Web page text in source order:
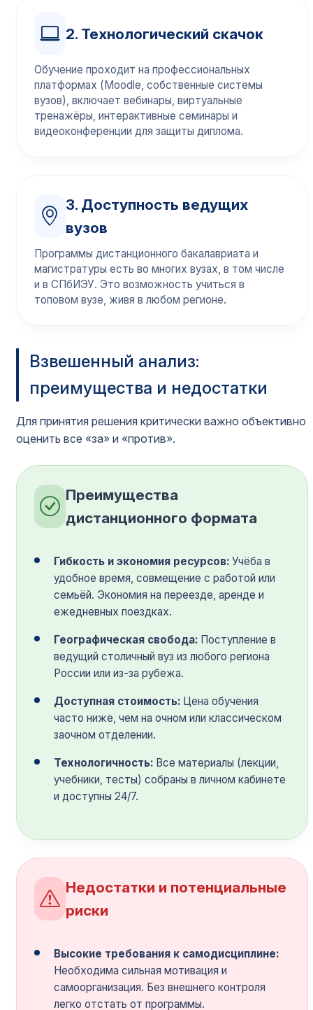
2. Технологический скачок
Обучение проходит на профессиональных
платформах (Moodle, собственные системы
вузов), включает вебинары, виртуальные
тренажёры, интерактивные семинары и
видеоконференции для защиты диплома.
3. Доступность ведущих
вузов
Программы дистанционного бакалавриата и
магистратуры есть во многих вузах, в том числе
и в СПбИЭУ. Это возможность учиться в
топовом вузе, живя в любом регионе.
Взвешенный анализ:
преимущества и недостатки
Для принятия решения критически важно объективно
оценить все «за» и «против».
Преимущества
дистанционного формата
Гибкость и экономия ресурсов: Учёба в
удобное время, совмещение с работой или
семьёй. Экономия на переезде, аренде и
ежедневных поездках.
Географическая свобода: Поступление в
ведущий столичный вуз из любого региона
России или из-за рубежа.
Доступная стоимость: Цена обучения
часто ниже, чем на очном или классическом
заочном отделении.
Технологичность: Все материалы (лекции,
учебники, тесты) собраны в личном кабинете
и доступны 24/7.
Недостатки и потенциальные
риски
Высокие требования к самодисциплине:
Необходима сильная мотивация и
самоорганизация. Без внешнего контроля
легко отстать от программы.